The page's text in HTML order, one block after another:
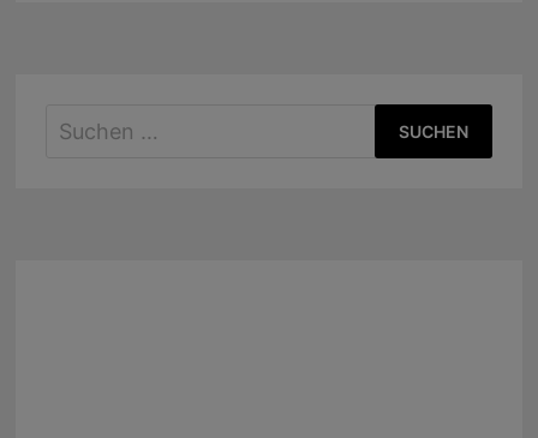
Suchen